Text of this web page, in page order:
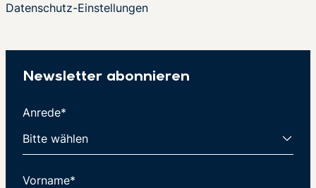
Datenschutz-Einstellungen
Newsletter abonnieren
Anrede*
Vorname*